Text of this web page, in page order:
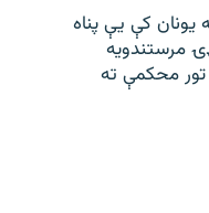
یونان کې یې پناه
مرستندویه
تور محکمې ته